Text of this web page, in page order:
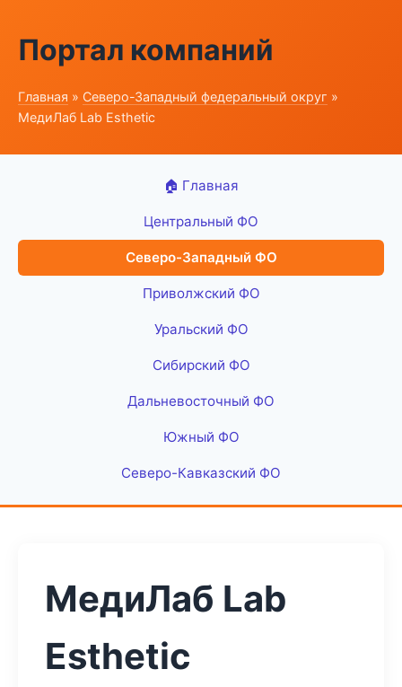
Портал компаний
Главная » Северо-Западный федеральный округ »
МедиЛаб Lab Esthetic
🏠 Главная
Центральный ФО
Северо-Западный ФО
Приволжский ФО
Уральский ФО
Сибирский ФО
Дальневосточный ФО
Южный ФО
Северо-Кавказский ФО
МедиЛаб Lab
Esthetic